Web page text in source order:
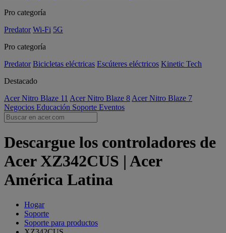
Pro categoría
Predator Wi-Fi 5G
Pro categoría
Predator Bicicletas eléctricas Escúteres eléctricos Kinetic Tech
Destacado
Acer Nitro Blaze 11 Acer Nitro Blaze 8 Acer Nitro Blaze 7
Negocios Educación Soporte Eventos
Descargue los controladores de
Acer XZ342CUS | Acer
América Latina
Hogar
Soporte
Soporte para productos